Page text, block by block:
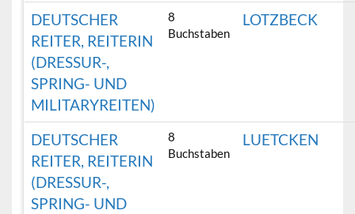
DEUTSCHER
REITER, REITERIN
(DRESSUR-,
SPRING- UND
MILITARYREITEN)
8
Buchstaben
LOTZBECK
DEUTSCHER
REITER, REITERIN
(DRESSUR-,
SPRING- UND
8
Buchstaben
LUETCKEN